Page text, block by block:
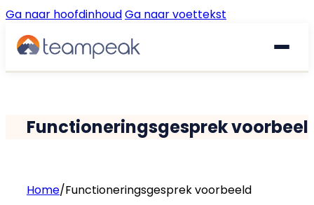
Ga naar hoofdinhoudGa naar voettekst
Platform
Functioneringsgesprek
Home/Functioneringsgesprek voorbeeld